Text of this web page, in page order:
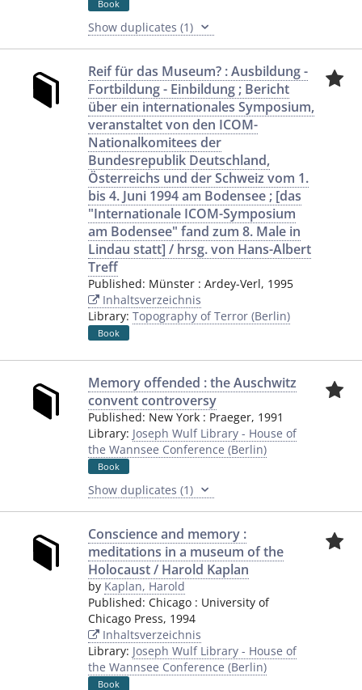
Book
Show duplicates (1)
Reif für das Museum? : Ausbildung -
Fortbildung - Einbildung ; Bericht
über ein internationales Symposium,
veranstaltet von den ICOM-
Nationalkomitees der
Bundesrepublik Deutschland,
Österreichs und der Schweiz vom 1.
bis 4. Juni 1994 am Bodensee ; [das
"Internationale ICOM-Symposium
am Bodensee" fand zum 8. Male in
Lindau statt] / hrsg. von Hans-Albert
Treff
Published: Münster : Ardey-Verl, 1995
Inhaltsverzeichnis
Library: Topography of Terror (Berlin)
Book
Memory offended : the Auschwitz
convent controversy
Published: New York : Praeger, 1991
Library: Joseph Wulf Library - House of
the Wannsee Conference (Berlin)
Book
Show duplicates (1)
Conscience and memory :
meditations in a museum of the
Holocaust / Harold Kaplan
by Kaplan, Harold
Published: Chicago : University of
Chicago Press, 1994
Inhaltsverzeichnis
Library: Joseph Wulf Library - House of
the Wannsee Conference (Berlin)
Book